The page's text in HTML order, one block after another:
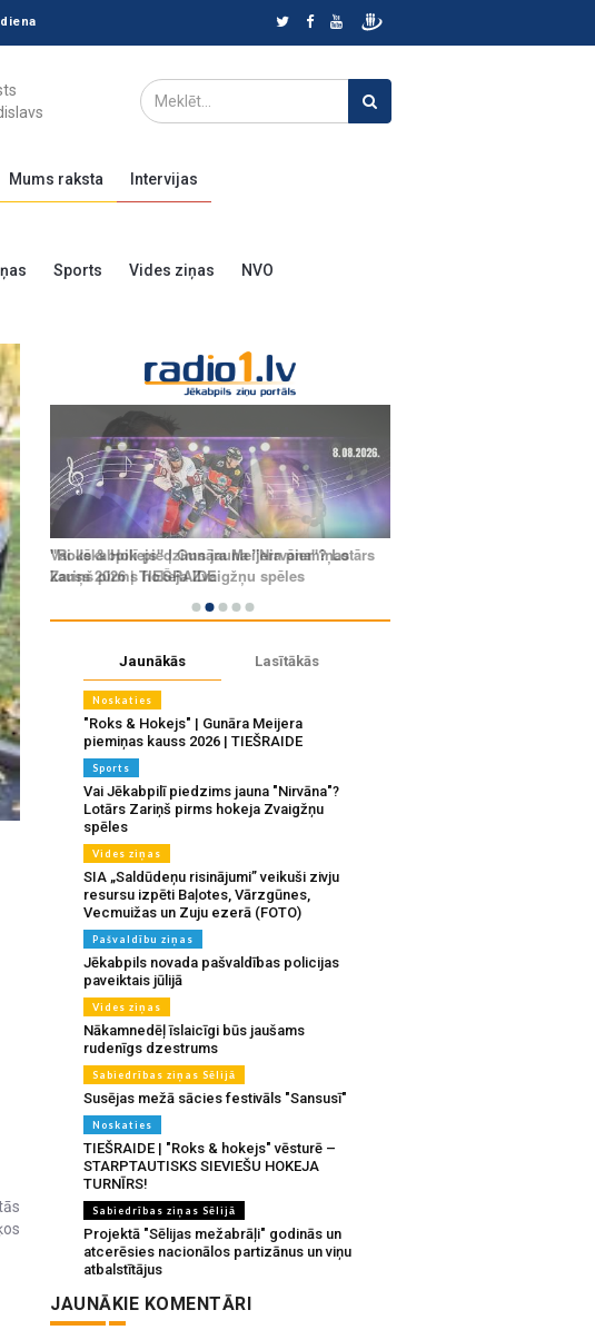
Mums raksta Intervijas
Sports Vides ziņas NVO
Jaunākās Lasītākās
Noskaties
"Roks & Hokejs" | Gunāra Meijera
piemiņas kauss 2026 | TIEŠRAIDE
Sports
Vai Jēkabpilī piedzims jauna "Nirvāna"?
Lotārs Zariņš pirms hokeja Zvaigžņu
spēles
Vides ziņas
SIA „Saldūdeņu risinājumi” veikuši zivju
resursu izpēti Baļotes, Vārzgūnes,
Vecmuižas un Zuju ezerā (FOTO)
Pašvaldību ziņas
Jēkabpils novada pašvaldības policijas
paveiktais jūlijā
Vides ziņas
Nākamnedēļ īslaicīgi būs jaušams
rudenīgs dzestrums
Sabiedrības ziņas Sēlijā
Susējas mežā sācies festivāls "Sansusī"
Noskaties
TIEŠRAIDE | "Roks & hokejs" vēsturē –
STARPTAUTISKS SIEVIEŠU HOKEJA
TURNĪRS!
Sabiedrības ziņas Sēlijā
Projektā "Sēlijas mežabrāļi" godinās un
atcerēsies nacionālos partizānus un viņu
atbalstītājus
JAUNĀKIE KOMENTĀRI